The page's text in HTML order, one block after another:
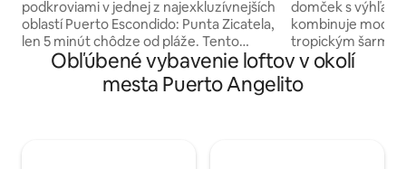
podkroviami v jednej z najexkluzívnejších
oblastí Puerto Escondido: Punta Zicatela,
len 5 minút chôdze od pláže. Tento
útulný a vybavený loft má manželskú
posteľ veľkosti King, klimatizáciu, vlastný
balkón, kuchyňu a kompletnú kúpeľňu s
domček s
kombinuje
tropickým šarmom
ktorý sa
Manzanillo,
výhľad na Tichý
Obľúbené vybavenie loftov v okolí
mesta Puerto Angelito